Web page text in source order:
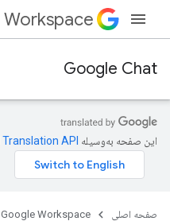
Workspace
Google Chat
این صفحه به‌وسیله
صفحه اصلی Google Workspace